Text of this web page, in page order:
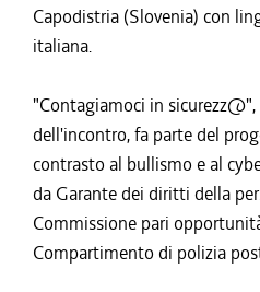
Capodistria (Slovenia) con
italiana.
"Contagiamoci in
dell'incontro, fa parte del
contrasto al bullismo e al
da Garante dei diritti della
Commissione pari
Compartimento di polizia